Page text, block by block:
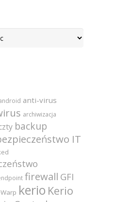
anti-virus
archiwizacja
backup
IT
firewall GFI
kerio Kerio